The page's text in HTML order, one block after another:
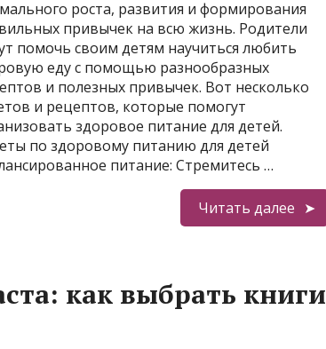
роста, развития и формирования
привычек на всю жизнь. Родители
помочь своим детям научиться любить
еду с помощью разнообразных
и полезных привычек. Вот несколько
и рецептов, которые помогут
здоровое питание для детей.
по здоровому питанию для детей
питание: Стремитесь …
Читать далее
как выбрать книги